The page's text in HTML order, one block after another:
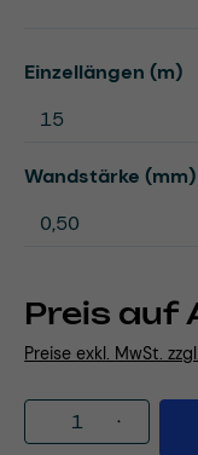
Preis auf
Preise exkl. MwSt.
Einzellängen (m)
Wandstärke (mm)
Produkt